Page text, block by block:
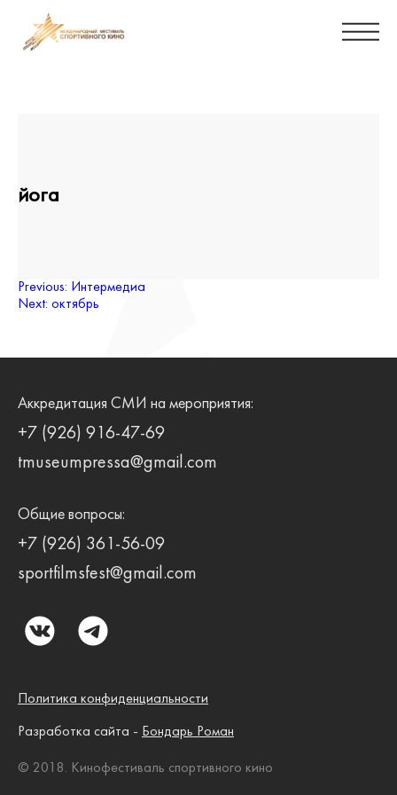
йога
Навигация
по
Previous: Интермедиа
Next: октябрь
Аккредитация СМИ на мероприятия:
+7 (926) 916-47-69
tmuseumpressa@gmail.com
Общие вопросы:
+7 (926) 361-56-09
sportfilmsfest@gmail.com
Политика конфиденциальности
Разработка сайта - Бондарь Роман
© 2018. Кинофестиваль спортивного кино